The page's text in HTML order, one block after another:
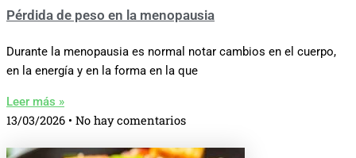
Pérdida de peso en la menopausia
Durante la menopausia es normal notar cambios en el cuerpo,
en la energía y en la forma en la que
Leer más »
13/03/2026 No hay comentarios